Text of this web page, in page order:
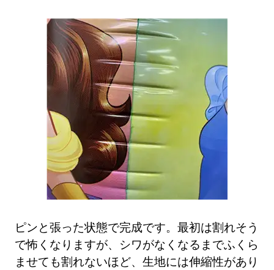
ピンと張った状態で完成です。最初は割れそう
で怖くなりますが、シワがなくなるまでふくら
ませても割れないほど、生地には伸縮性があり